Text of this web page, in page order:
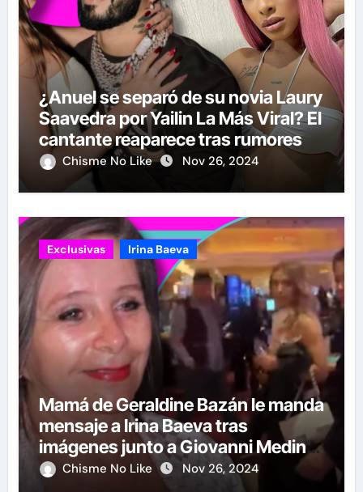
¿Anuel se separó de su novia Laury
Saavedra por Yailin La Más Viral? El
cantante reaparece tras rumores
Chisme No Like Nov 26, 2024
Exclusivas Irina Baeva
Mamá de Geraldine Bazán le manda
mensaje a Irina Baeva tras
imágenes junto a Giovanni Medina
y revela lo que muchos querían
Chisme No Like Nov 26, 2024